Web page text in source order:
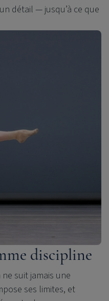
détail — jusqu’à ce que
discipline
suit jamais une
ses limites, et